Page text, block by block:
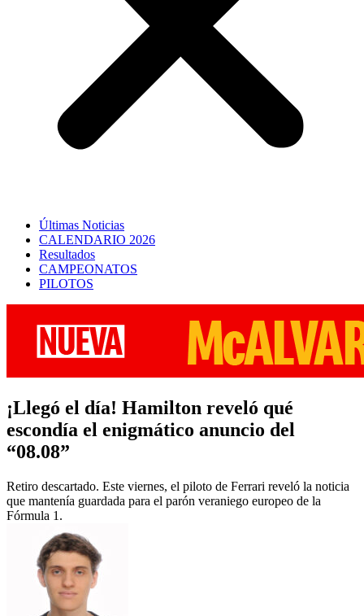
Últimas Noticias
CALENDARIO 2026
Resultados
CAMPEONATOS
PILOTOS
¡Llegó el día! Hamilton reveló qué
escondía el enigmático anuncio del
“08.08”
Retiro descartado. Este viernes, el piloto de Ferrari reveló la noticia
que mantenía guardada para el parón veraniego europeo de la
Fórmula 1.